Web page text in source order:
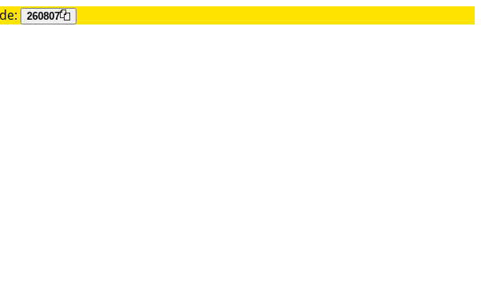
260807